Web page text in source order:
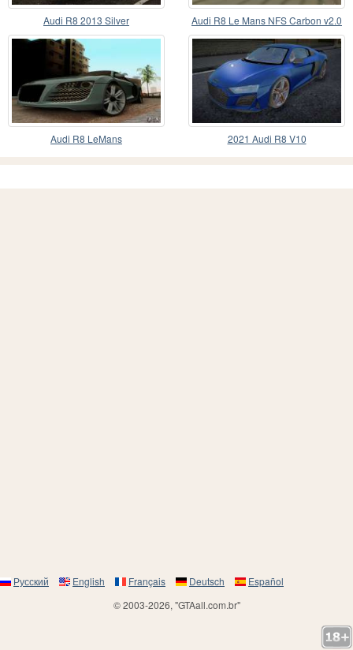
Audi R8 2013 Silver Audi R8 Le Mans NFS Carbon v2.0
Audi R8 LeMans 2021 Audi R8 V10
Русский English Français Deutsch
Español
© 2003-2026, "GTAall.com.br"